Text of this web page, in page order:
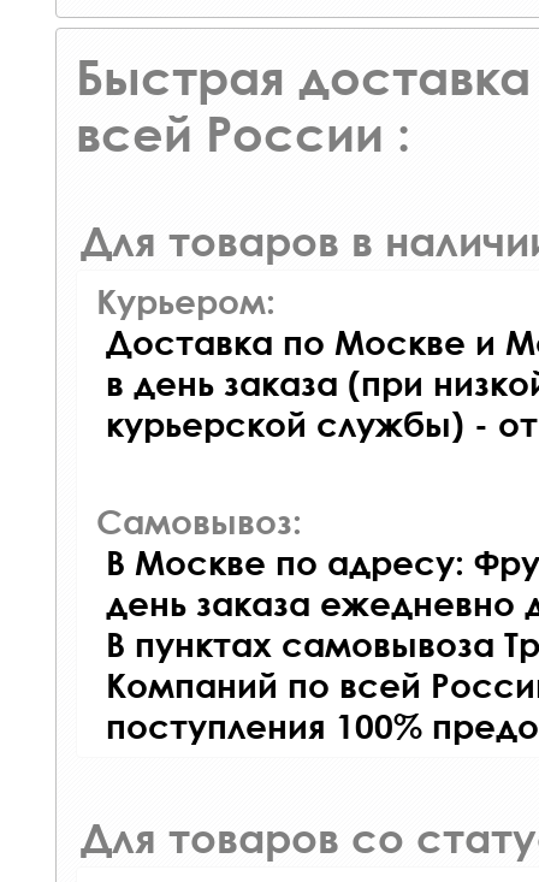
Быстрая доставка
всей России :
Для товаров в
Курьером:
Доставка по Москве и
в день заказа (при
курьерской службы) -
Самовывоз:
В Москве по адресу:
день заказа ежедневно
В пунктах самовывоза
Компаний по всей
поступления 100%
Для товаров со